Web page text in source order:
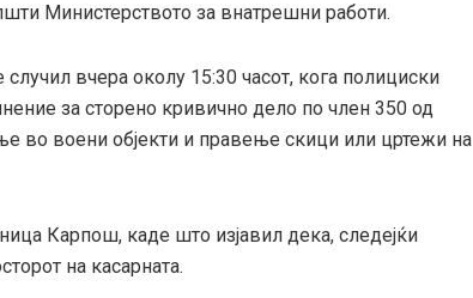
Министерството за внатрешни работи.
вчера околу 15:30 часот, кога полициски
за сторено кривично дело по член 350 од
во воени објекти и правење скици или цртежи на
Карпош, каде што изјавил дека, следејќи
на касарната.